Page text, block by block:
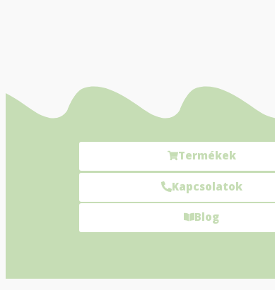
Termékek
Kapcsolatok
Blog